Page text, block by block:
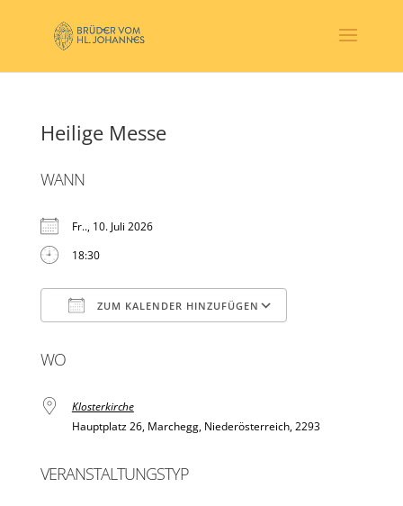
Heilige Messe
WANN
Fr.., 10. Juli 2026
18:30
ZUM KALENDER HINZUFÜGEN
WO
Klosterkirche
Hauptplatz 26, Marchegg, Niederösterreich, 2293
VERANSTALTUNGSTYP